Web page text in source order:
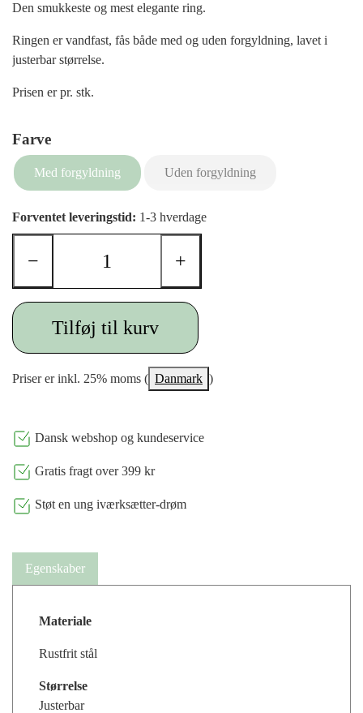
Tilbud
Den smukkeste og mest elegante ring.
Ringen er vandfast, fås både med og uden forgyldning, lavet i
justerbar størrelse.
Prisen er pr. stk.
Farve
Med forgyldning Uden forgyldning
Forventet leveringstid: 1-3 hverdage
− +
Tilføj til kurv
Priser er inkl. 25% moms ( Danmark )
Dansk webshop og kundeservice
Gratis fragt over 399 kr
Støt en ung iværksætter-drøm
Egenskaber
Materiale
Rustfrit stål
Størrelse
Justerbar